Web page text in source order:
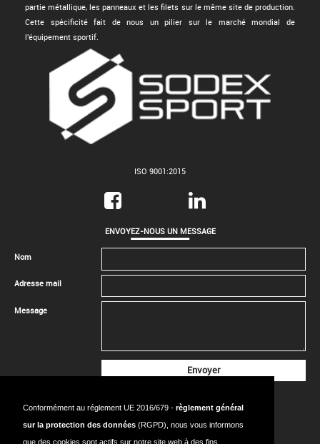
Conformément au réglement UE 2016/679 - règlement général
sur la protection des données (RGPD), nous vous informons
que des cookies sont actifs sur notre site web à des fins
partie métallique, les panneaux et les filets sur le même site de production.
Cette spécificité fait de nous un pilier sur le marché mondial de
l'équipement sportif.
ISO 9001:2015
ENVOYEZ-NOUS UN MESSAGE
Nom
Adresse mail
Message
Adresse:18 Rue de l’Avenir, bât. 224, 14650 CARPIQUET - FRANCE